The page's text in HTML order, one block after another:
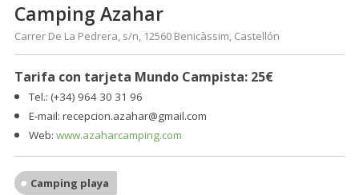
Camping Azahar
Carrer De La Pedrera, s/n, 12560 Benicàssim, Castellón
Tarifa con tarjeta Mundo Campista: 25€
Tel.: (+34) 964 30 31 96
E-mail:recepcion.azahar@gmail.com
Web:www.azaharcamping.com
Camping playa